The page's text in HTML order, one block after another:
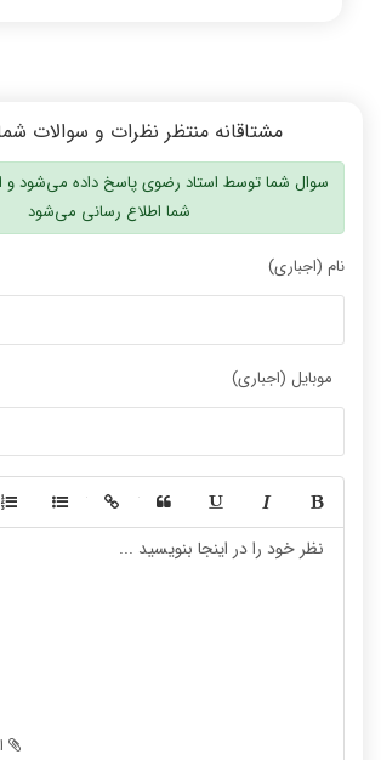
مشتاقانه منتظر نظرات و سوالات
سوال شما توسط استاد رضوی پاسخ داده می‌شود و
شما اطلاع رسانی می‌شود
نام (اجباری)
موبایل (اجباری)
-
-
-
-